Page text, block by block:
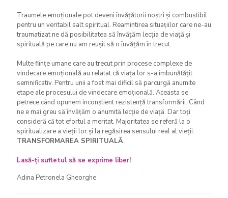
Traumele emoționale pot deveni învățătorii noștri și combustibil
pentru un veritabil salt spiritual. Reamintirea situațiilor care ne-au
traumatizat ne dă posibilitatea să învățăm lecția de viață și
spirituală pe care nu am reușit să o învățăm în trecut.
Multe ființe umane care au trecut prin procese complexe de
vindecare emoțională au relatat că viața lor s-a îmbunătățit
semnificativ. Pentru unii a fost mai dificil să parcurgă anumite
etape ale procesului de vindecare emoțională. Aceasta se
petrece când opunem inconștient rezistență transformării. Când
ne e mai greu să învățăm o anumită lecție de viață. Dar toți
consideră că tot efortul a meritat. Majoritatea se referă la o
spiritualizare a vieții lor și la regăsirea sensului real al vieții:
TRANSFORMAREA SPIRITUALĂ.
Lasă-ți sufletul să se exprime liber!
Adina Petronela Gheorghe